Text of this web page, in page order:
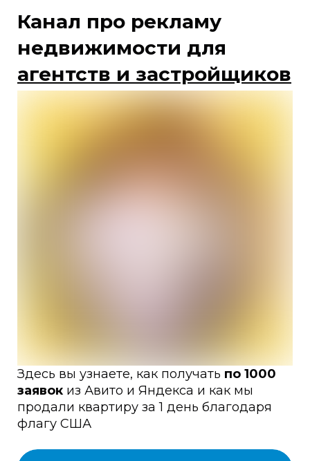
Канал про рекламу
недвижимости для
агентств и застройщиков
Здесь вы узнаете, как получать по 1000
заявок из Авито и Яндекса и как мы
продали квартиру за 1 день благодаря
флагу США